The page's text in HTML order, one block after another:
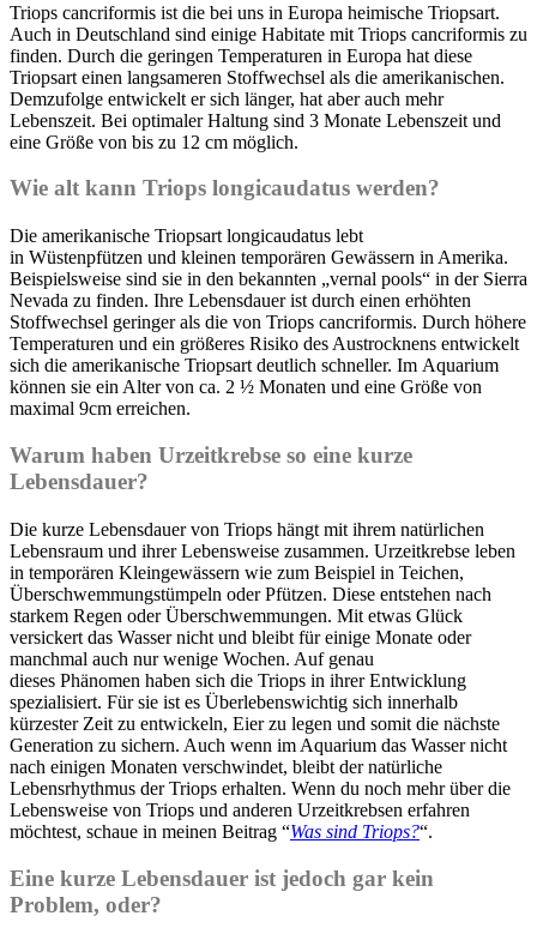
Triops cancriformis ist die bei uns in Europa heimische Triopsart.
Auch in Deutschland sind einige Habitate mit Triops cancriformis zu
finden. Durch die geringen Temperaturen in Europa hat diese
Triopsart einen langsameren Stoffwechsel als die amerikanischen.
Demzufolge entwickelt er sich länger, hat aber auch mehr
Lebenszeit. Bei optimaler Haltung sind 3 Monate Lebenszeit und
eine Größe von bis zu 12 cm möglich.
Wie alt kann Triops longicaudatus werden?
Die amerikanische Triopsartlongicaudatus lebt
in Wüstenpfützen und kleinen temporären Gewässern in Amerika.
Beispielsweise sind sie in den bekannten „vernal pools“ in der Sierra
Nevada zu finden. Ihre Lebensdauer ist durch einen erhöhten
Stoffwechsel geringer als die von Triops cancriformis. Durch höhere
Temperaturen und ein größeres Risiko des Austrocknens entwickelt
sich die amerikanische Triopsart deutlich schneller. Im Aquarium
können sie ein Alter von ca. 2 ½ Monaten und eine Größe von
maximal 9cm erreichen.
Warum haben Urzeitkrebse so eine kurze
Lebensdauer?
Die kurze Lebensdauer von Triops hängt mit ihrem natürlichen
Lebensraum und ihrer Lebensweise zusammen. Urzeitkrebse leben
in temporären Kleingewässern wie zum Beispiel in Teichen,
Überschwemmungstümpeln oder Pfützen. Diese entstehen nach
starkem Regen oder Überschwemmungen. Mit etwas Glück
versickert das Wasser nicht und bleibt für einige Monate oder
manchmal auch nur wenige Wochen. Auf genau
dieses Phänomen haben sich die Triops in ihrer Entwicklung
spezialisiert. Für sie ist es Überlebenswichtig sich innerhalb
kürzester Zeit zu entwickeln, Eier zu legen und somit die nächste
Generation zu sichern. Auch wenn im Aquarium das Wasser nicht
nach einigen Monaten verschwindet, bleibt der natürliche
Lebensrhythmus der Triops erhalten. Wenn du noch mehr über die
Lebensweise von Triops und anderen Urzeitkrebsen erfahren
möchtest, schaue in meinen Beitrag “Was sind Triops?“.
Eine kurze Lebensdauer ist jedoch gar kein
Problem, oder?